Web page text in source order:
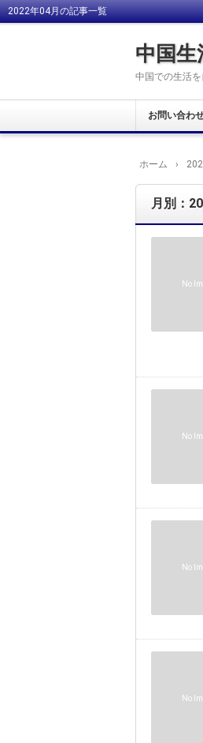
2022年04月の記事一覧
中国
中国での生活
お問い合わ
ホーム ›
月別：
No
No
No
No